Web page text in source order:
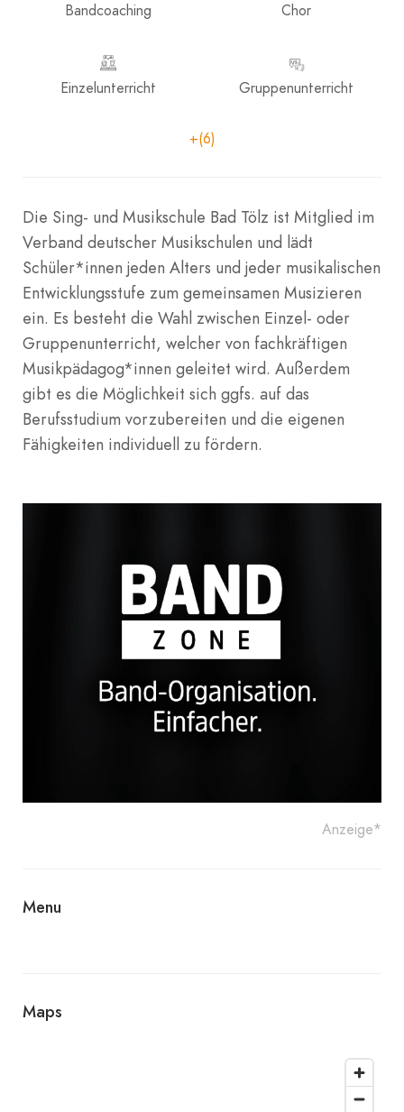
Bandcoaching Chor
Einzelunterricht Gruppenunterricht
+(6)
Die Sing- und Musikschule Bad Tölz ist Mitglied im
Verband deutscher Musikschulen und lädt
Schüler*innen jeden Alters und jeder musikalischen
Entwicklungsstufe zum gemeinsamen Musizieren
ein. Es besteht die Wahl zwischen Einzel- oder
Gruppenunterricht, welcher von fachkräftigen
Musikpädagog*innen geleitet wird. Außerdem
gibt es die Möglichkeit sich ggfs. auf das
Berufsstudium vorzubereiten und die eigenen
Fähigkeiten individuell zu fördern.
Anzeige*
Menu
Maps